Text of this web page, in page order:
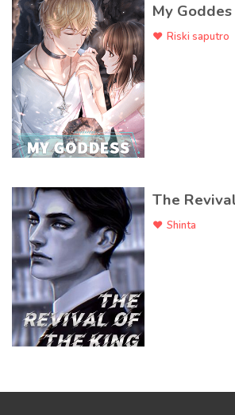
My Goddes
Riski saputro
The
Shinta